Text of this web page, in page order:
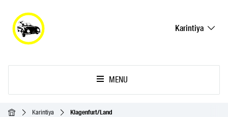
Karintiya
MENU
Ana SayfaKarintiya Klagenfurt/Land